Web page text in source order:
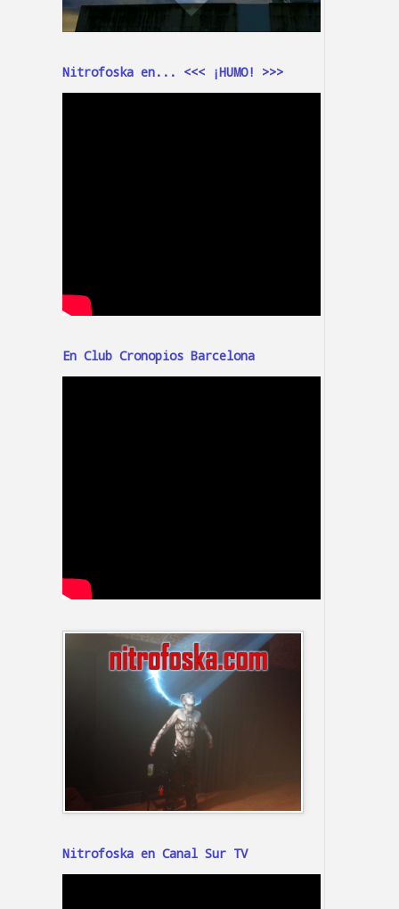
Nitrofoska en... <<< ¡HUMO! >>>
En Club Cronopios Barcelona
Nitrofoska en Canal Sur TV